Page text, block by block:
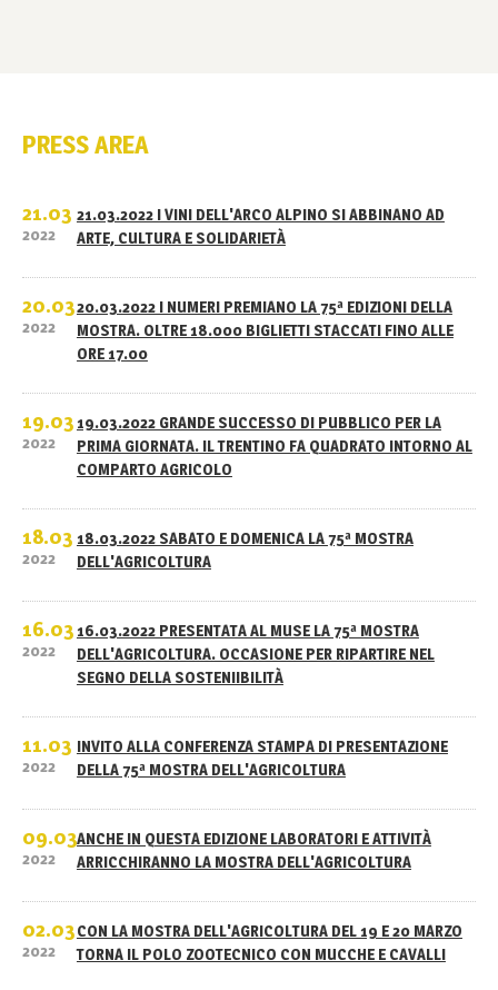
PRESS AREA
21.03
2022
21.03.2022 I VINI DELL'ARCO ALPINO SI ABBINANO AD
ARTE, CULTURA E SOLIDARIETÀ
20.03
2022
20.03.2022 I NUMERI PREMIANO LA 75ª EDIZIONI DELLA
MOSTRA. OLTRE 18.000 BIGLIETTI STACCATI FINO ALLE
ORE 17.00
19.03
2022
19.03.2022 GRANDE SUCCESSO DI PUBBLICO PER LA
PRIMA GIORNATA. IL TRENTINO FA QUADRATO INTORNO AL
COMPARTO AGRICOLO
18.03
2022
18.03.2022 SABATO E DOMENICA LA 75ª MOSTRA
DELL'AGRICOLTURA
16.03
2022
16.03.2022 PRESENTATA AL MUSE LA 75ª MOSTRA
DELL'AGRICOLTURA. OCCASIONE PER RIPARTIRE NEL
SEGNO DELLA SOSTENIIBILITÀ
11.03
2022
INVITO ALLA CONFERENZA STAMPA DI PRESENTAZIONE
DELLA 75ª MOSTRA DELL'AGRICOLTURA
09.03
2022
ANCHE IN QUESTA EDIZIONE LABORATORI E ATTIVITÀ
ARRICCHIRANNO LA MOSTRA DELL'AGRICOLTURA
02.03
2022
CON LA MOSTRA DELL'AGRICOLTURA DEL 19 E 20 MARZO
TORNA IL POLO ZOOTECNICO CON MUCCHE E CAVALLI